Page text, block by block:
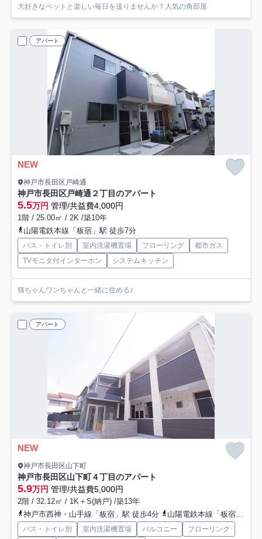
大好きなペットと楽しい毎日を送りませんか？人気の角部屋
アパート
NEW
神戸市長田区戸崎通
神戸市長田区戸崎通２丁目のアパート
5.5万円 管理/共益費4,000円
1階 / 25.00㎡ / 2K /築10年
山陽電鉄本線「板宿」駅 徒歩7分
バス・トイレ別 室内洗濯機置場 フローリング
都市ガス
TVモニタ付インターホン
システムキッチン
猫ちゃんワンちゃんと一緒に住める♪
アパート
NEW
神戸市長田区山下町
神戸市長田区山下町４丁目のアパート
5.9万円 管理/共益費5,000円
2階 / 32.12㎡ / 1K＋S(納戸) /築13年
神戸市西神・山手線「板宿」駅 徒歩4分
山陽電鉄本線「板宿」駅 徒歩7分
バス・トイレ別 室内洗濯機置場 バルコニー
フローリング